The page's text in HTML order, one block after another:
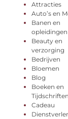
Attracties
Auto’s en
Banen en
opleidingen
Beauty en
verzorging
Bedrijven
Bloemen
Blog
Boeken en
Tijdschriften
Cadeau